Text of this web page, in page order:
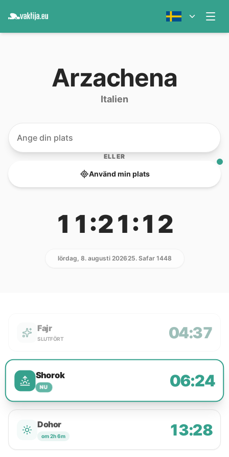
Arzachena
Italien
ELLER
Använd min plats
11:21:12
lördag, 8. augusti 202625. Safar 1448
Fajr
SLUTFÖRT 04:37
Shorok
NU 06:24
Dohor
om 2h 6m 13:28